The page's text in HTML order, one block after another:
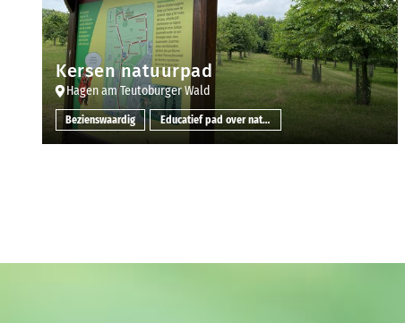
Kersen natuurpad
Hagen am Teutoburger Wald
Bezienswaardig Educatief pad over natuur